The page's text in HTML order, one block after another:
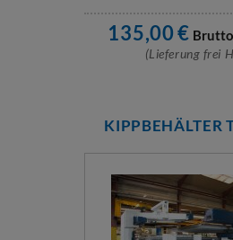
135,00€
(Lieferung frei
KIPPBEHÄLTER